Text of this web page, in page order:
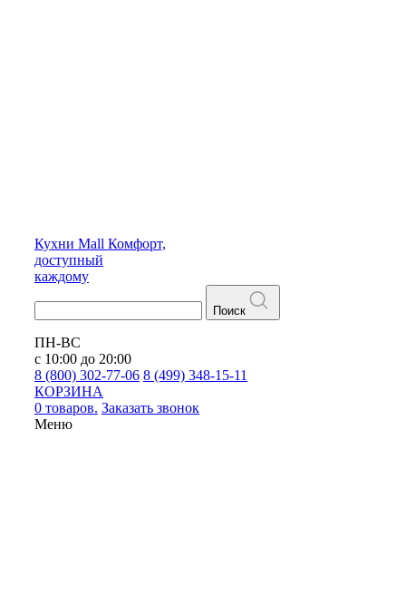
Кухни Mall Комфорт,
доступный
каждому
Поиск
ПН-ВС
с 10:00 до 20:00
8 (800) 302-77-06 8 (499) 348-15-11
КОРЗИНА
0 товаров. Заказать звонок
Меню